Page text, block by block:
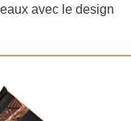
avec le design